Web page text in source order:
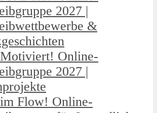
2027 |
&
Online-
2027 |
Flow! Online-